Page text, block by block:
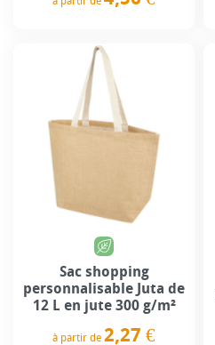
Sac shopping
personnalisable Juta de
12 L en jute 300 g/m²
à partir de 2,27 €